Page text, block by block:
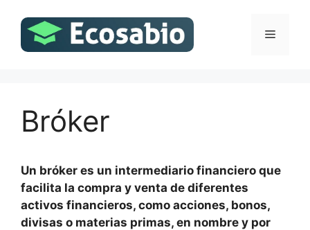
contenido
Menú
Bróker
Un bróker es un intermediario financiero que
facilita la compra y venta de diferentes
activos financieros, como acciones, bonos,
divisas o materias primas, en nombre y por